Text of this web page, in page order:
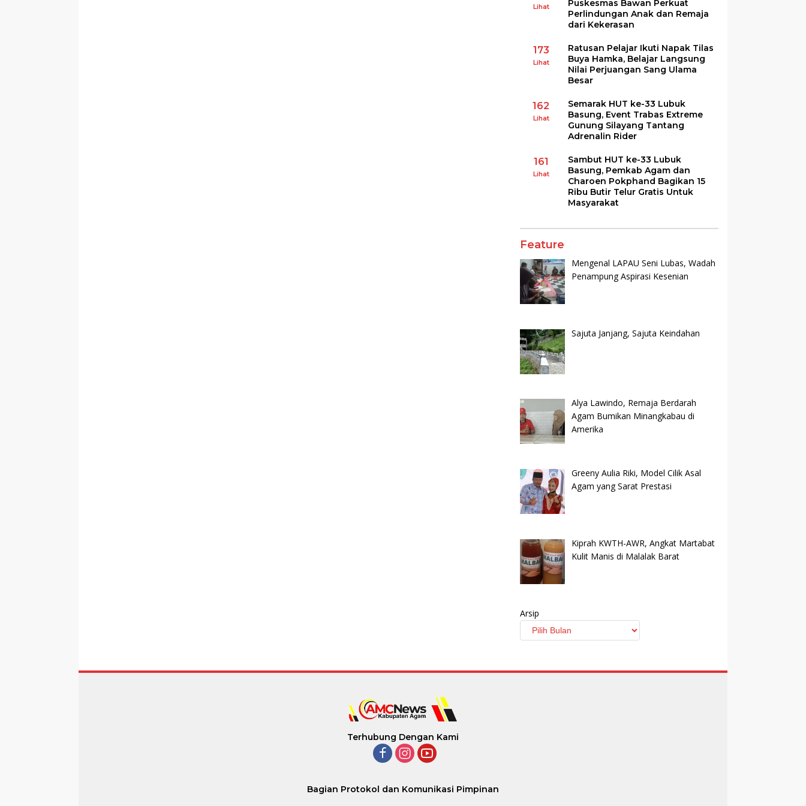
Lihat
Puskesmas Bawan Perkuat
Perlindungan Anak dan Remaja
dari Kekerasan
173
Lihat
Ratusan Pelajar Ikuti Napak Tilas
Buya Hamka, Belajar Langsung
Nilai Perjuangan Sang Ulama
Besar
162
Lihat
Semarak HUT ke-33 Lubuk
Basung, Event Trabas Extreme
Gunung Silayang Tantang
Adrenalin Rider
161
Lihat
Sambut HUT ke-33 Lubuk
Basung, Pemkab Agam dan
Charoen Pokphand Bagikan 15
Ribu Butir Telur Gratis Untuk
Masyarakat
Feature
Mengenal LAPAU Seni Lubas, Wadah
Penampung Aspirasi Kesenian
Sajuta Janjang, Sajuta Keindahan
Alya Lawindo, Remaja Berdarah
Agam Bumikan Minangkabau di
Amerika
Greeny Aulia Riki, Model Cilik Asal
Agam yang Sarat Prestasi
Kiprah KWTH-AWR, Angkat Martabat
Kulit Manis di Malalak Barat
Arsip
Terhubung Dengan Kami
Bagian Protokol dan Komunikasi Pimpinan